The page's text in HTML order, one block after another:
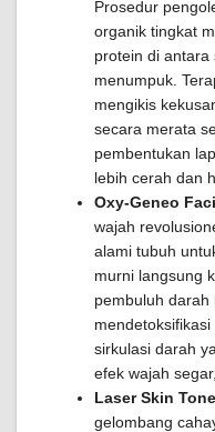
Prosedur
organik tingkat
protein di antara
menumpuk.
mengikis
secara merata
pembentukan
lebih cerah dan
Oxy-Geneo
wajah
alami tubuh
murni langsung
pembuluh darah
sirkulasi darah
efek wajah
Laser Skin
gelombang